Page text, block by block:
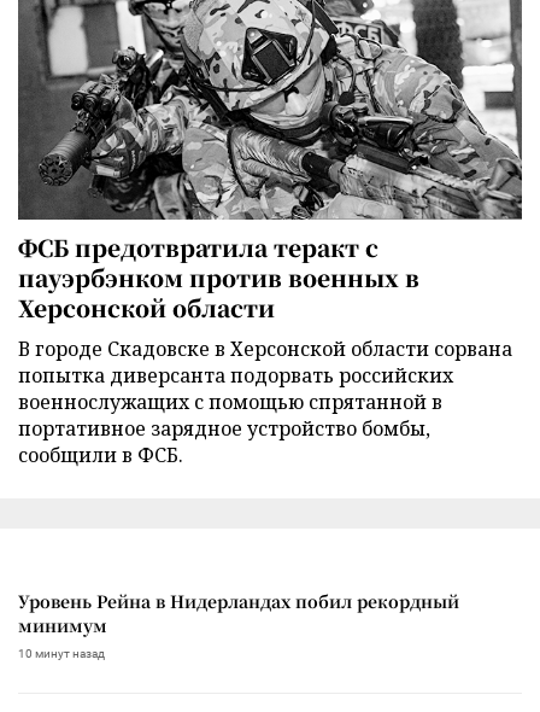
ФСБ предотвратила теракт с
пауэрбэнком против военных в
Херсонской области
В городе Скадовске в Херсонской области сорвана
попытка диверсанта подорвать российских
военнослужащих с помощью спрятанной в
портативное зарядное устройство бомбы,
сообщили в ФСБ.
Уровень Рейна в Нидерландах побил рекордный
минимум
10 минут назад